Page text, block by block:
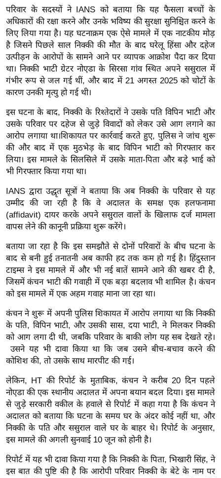
इं
डि
या
सा
हि
त्य
ज
ग
त
ऑ
टो
व
र्ल्ड
ज
ब्री
फ
नो
रं
ज
न
ज
ग
त
बॉ
ली
वु
ड
हॉ
ली
वु
ड
ल्म
स
परिवार के सदस्यों ने IANS को बताया कि यह फैसला बच्चों के
अधिकारों की रक्षा करने और उनके भविष्य की सुरक्षा सुनिश्चित करने के
लिए लिया गया है। यह घटनाक्रम एक ऐसे मामले में एक नाटकीय मोड़
है जिसने पिछले साल निक्की की मौत के बाद घरेलू हिंसा और दहेज
उत्पीड़न के आरोपों के सामने आने पर व्यापक आक्रोश पैदा कर दिया
था।निक्की भाटी ग्रेटर नोएडा के सिरसा गांव स्थित अपने ससुराल में
गंभीर रूप से जल गई थीं, और बाद में 21 अगस्त 2025 को चोटों के
कारण उनकी मृत्यु हो गई थी।
इस घटना के बाद, निक्की के रिश्तेदारों ने उसके पति विपिन भाटी और
उसके परिवार पर दहेज से जुड़े विवादों को लेकर उसे आग लगाने का
आरोप लगाया था।शिकायत पर कार्रवाई करते हुए, पुलिस ने जांच शुरू
की और बाद में एक मुठभेड़ के बाद विपिन भाटी को गिरफ्तार कर
लिया। इस मामले के सिलसिले में उसके माता-पिता और बड़े भाई को
भी गिरफ्तार किया गया था।
IANS द्वारा उद्धृत सूत्रों ने बताया कि अब निक्की के परिवार से यह
उम्मीद की जा रही है कि वे अदालत के समक्ष एक हलफनामा
(affidavit) दायर करके अपने ससुराल वालों के खिलाफ दर्ज मामला
वापस लेने की कानूनी प्रक्रिया शुरू करेंगे।
बताया जा रहा है कि इस समझौते से दोनों परिवारों के बीच घटना के
बाद से बनी हुई तनातनी अब काफी हद तक कम हो गई है। हिंदुस्तान
टाइम्स ने इस मामले में और भी नई बातें सामने आने की खबर दी है,
जिसमें कंचन भाटी की गवाही में एक बड़ा बदलाव भी शामिल है। कंचन
को इस मामले में एक अहम गवाह माना जा रहा था।
कंचन ने शुरू में अपनी पुलिस शिकायत में आरोप लगाया था कि निक्की
के पति, विपिन भाटी, और उसकी सास, दया भाटी, ने मिलकर निक्की
को आग लगा दी थी, जबकि परिवार के बाकी लोग यह सब देखते रहे।
उसने यह भी दावा किया था कि जब उसने बीच-बचाव करने की
कोशिश की, तो उसके साथ मारपीट की गई।
लेकिन, HT की रिपोर्ट के मुताबिक, कंचन ने करीब 20 दिन पहले
नोएडा की एक स्थानीय अदालत में अपना बयान बदल दिया। इस मामले
से जुड़े सरकारी वकील के हवाले से रिपोर्ट में कहा गया है कि कंचन ने
अदालत को बताया कि घटना के समय घर के अंदर कोई नहीं था, और
निक्की के पति और ससुराल वाले घर के बाहर थे। रिपोर्ट के अनुसार,
इस मामले की अगली सुनवाई 10 जून को होनी है।
रिपोर्ट में यह भी दावा किया गया है कि निक्की के पिता, भिखारी सिंह, ने
इस बात की पुष्टि की है कि आरोपी परिवार निक्की के बेटे के नाम पर